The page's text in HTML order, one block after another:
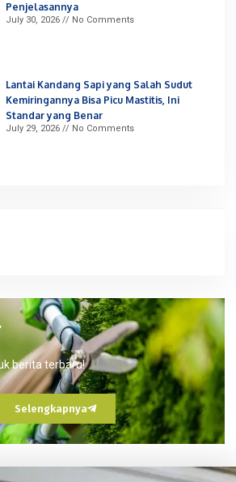
Penjelasannya
July 30, 2026 No Comments
Lantai Kandang Sapi yang Salah Sudut
Kemiringannya Bisa Picu Mastitis, Ini
Standar yang Benar
July 29, 2026 No Comments
berita terbaru!
Selengkapnya